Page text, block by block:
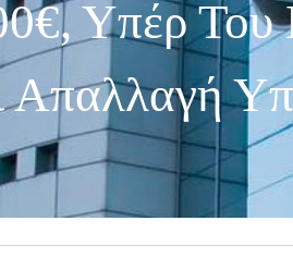
Υπέρ
Απαλλαγή